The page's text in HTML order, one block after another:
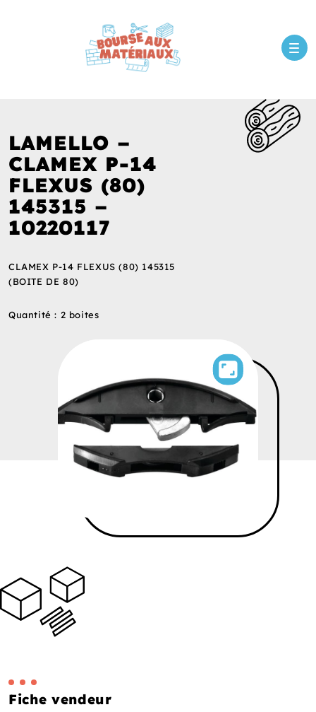
LAMELLO –
CLAMEX P-14
FLEXUS (80)
145315 –
10220117
CLAMEX P-14 FLEXUS (80) 145315
(BOITE DE 80)
Quantité : 2 boites
Fiche vendeur